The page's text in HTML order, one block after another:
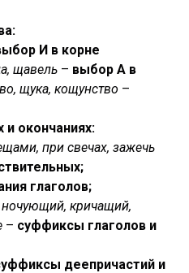
И в корне
щавель – выбор А в
щука, кощунство –
и окончаниях:
при свечах, зажечь
глаголов;
кричащий,
– суффиксы глаголов и
деепричастий и